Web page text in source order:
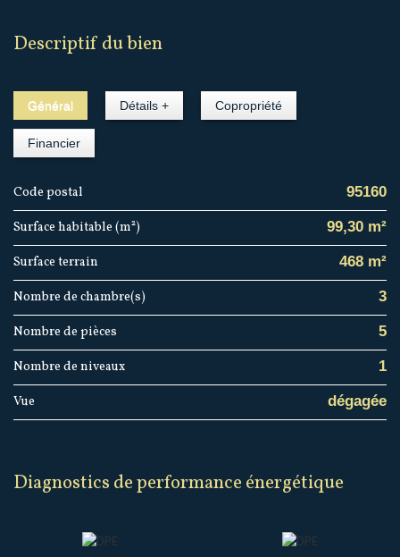
descriptif du bien
Général Détails + Copropriété
Financier
Code postal 95160
Surface habitable (m²) 99,30 m²
surface terrain 468 m²
Nombre de chambre(s) 3
Nombre de pièces 5
Nombre de niveaux 1
Vue dégagée
diagnostics de performance énergétique